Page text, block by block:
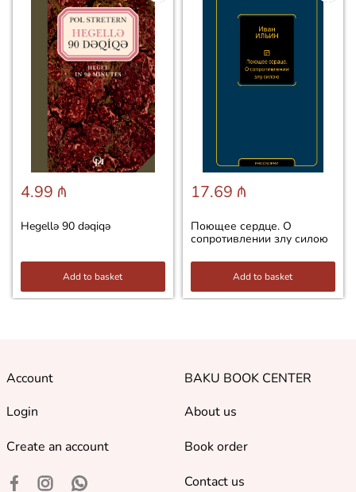
4.99 ₼
Hegellə 90 dəqiqə
Add to basket
17.69 ₼
Поющее сердце. О
сопротивлении злу силою
Add to basket
Account
Login
Create an account
BAKU BOOK CENTER
About us
Book order
Contact us